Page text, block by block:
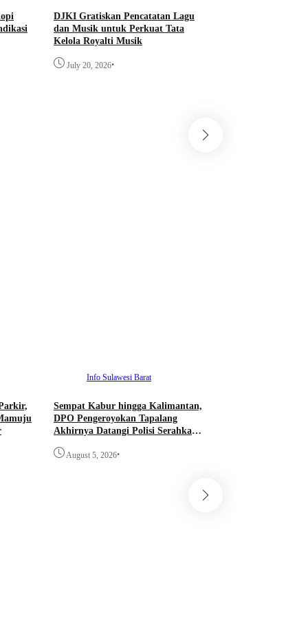
DJKI Gratiskan Pencatatan Lagu
dan Musik untuk Perkuat Tata
Kelola Royalti Musik
July 20, 2026•
Info Sulawesi Barat
Sempat Kabur hingga Kalimantan,
DPO Pengeroyokan Tapalang
Akhirnya Datangi Polisi Serahkan
August 5, 2026•